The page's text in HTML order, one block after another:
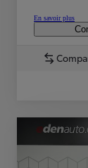
TOYOTA C-HR
HYBRIDE OU
En savoir plus